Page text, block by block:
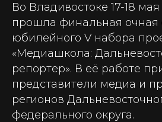
Во Владивостоке 17-18 мая
прошла финальная очная
юбилейного V набора
«Медиашкола:
репортер». В её работе
представители медиа и
регионов
федерального округа.